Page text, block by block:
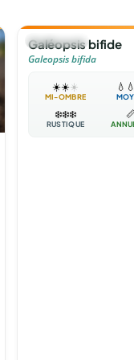
🌻ANNUELLE
Galéopsis bifide
Galeopsis bifida
☀️☀️☀️
MI-OMBRE
💧 💧
❄️❄️❄️
RUSTIQUE